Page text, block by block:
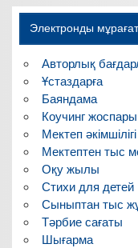
Электронды мұрағат
Авторлық
Ұстаздарға
Баяндама
Коучинг
Мектеп әкімшілігі
Мектептен тыс
Оқу жылы
Стихи для детей
Сыныптан тыс
Тәрбие сағаты
Шығарма